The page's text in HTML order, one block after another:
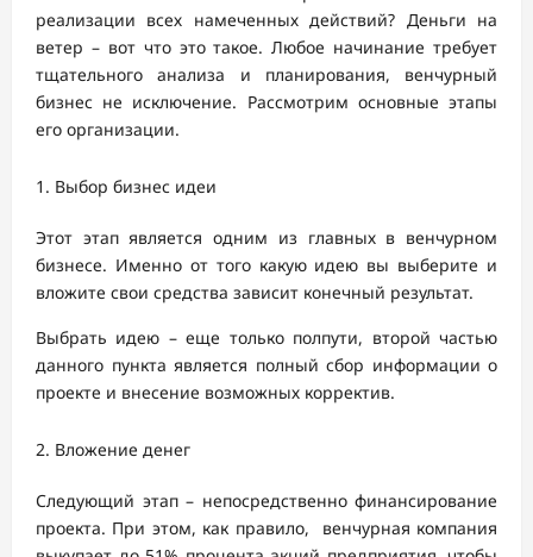
реализации всех намеченных действий? Деньги на
ветер – вот что это такое. Любое начинание требует
тщательного анализа и планирования, венчурный
бизнес не исключение. Рассмотрим основные этапы
его организации.
Выбор бизнес идеи
Этот этап является одним из главных в венчурном
бизнесе. Именно от того какую идею вы выберите и
вложите свои средства зависит конечный результат.
Выбрать идею – еще только полпути, второй частью
данного пункта является полный сбор информации о
проекте и внесение возможных корректив.
Вложение денег
Следующий этап – непосредственно финансирование
проекта. При этом, как правило, венчурная компания